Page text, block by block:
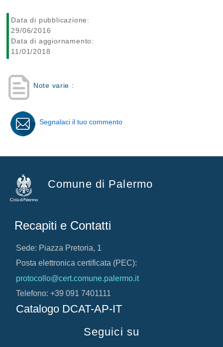
Data di pubblicazione:
29/06/2016
Data di aggiornamento:
11/01/2018
Note varie :
Segnalaci il tuo commento
Comune di Palermo
Recapiti e Contatti
Sede: Piazza Pretoria, 1
Posta elettronica certificata (PEC):
protocollo@cert.comune.palermo.it
Telefono: +39 091 7401111
Catalogo DCAT-AP-IT
Seguici su